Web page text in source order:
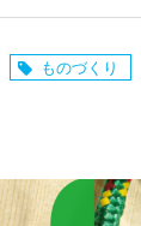
ものづくり